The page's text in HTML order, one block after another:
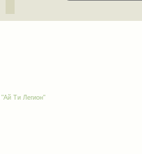
"Ай Ти Легион"